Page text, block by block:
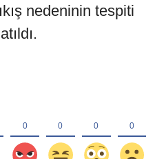
nedeninin tespiti